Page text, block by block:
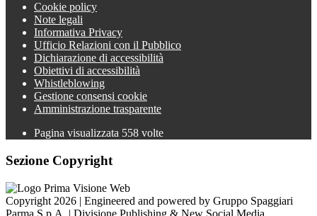
Cookie policy
Note legali
Informativa Privacy
Ufficio Relazioni con il Pubblico
Dichiarazione di accessibilità
Obiettivi di accessibilità
Whistleblowing
Gestione consensi cookie
Amministrazione trasparente
Pagina visualizzata 558 volte
Sezione Copyright
Copyright 2026 | Engineered and powered by Gruppo Spaggiari
Parma S.p.A. | Divisione Publishing & New Social Media